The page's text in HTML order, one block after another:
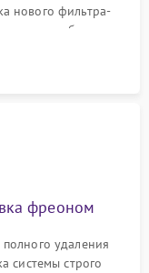
нового фильтра-
обдува,
дверных петель.
фреоном
удаления
системы строго